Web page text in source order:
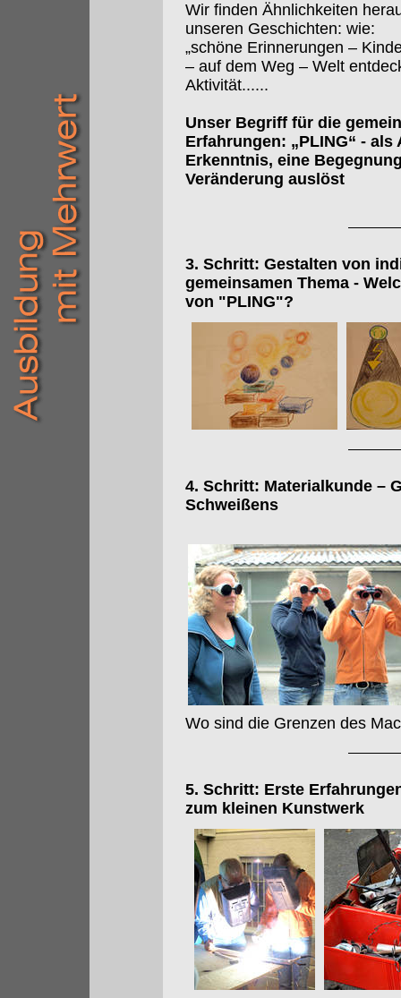
Wir finden Ähnlichkeiten
unseren Geschichten: wie:
„schöne Erinnerungen –
– auf dem Weg – Welt
Aktivität......
Unser Begriff für die
Erfahrungen: „PLING“ -
Erkenntnis, eine
Veränderung auslöst
3. Schritt: Gestalten von
gemeinsamen Thema -
von "PLING"?
4. Schritt: Materialkunde –
Schweißens
Wo sind die Grenzen des
5. Schritt: Erste
zum kleinen Kunstwerk